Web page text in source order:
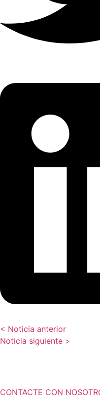
< Noticia anterior
Noticia siguiente >
CONTACTE CON